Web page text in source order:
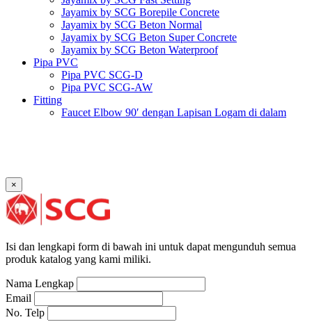
Jayamix by SCG Borepile Concrete
Jayamix by SCG Beton Normal
Jayamix by SCG Beton Super Concrete
Jayamix by SCG Beton Waterproof
Pipa PVC
Pipa PVC SCG-D
Pipa PVC SCG-AW
Fitting
Faucet Elbow 90′ dengan Lapisan Logam di dalam
Plug SCG AW
Shinkolite
Atap Akrilik Shinkolite Shade
×
Isi dan lengkapi form di bawah ini untuk dapat mengunduh semua
produk katalog yang kami miliki.
Nama Lengkap
Email
No. Telp